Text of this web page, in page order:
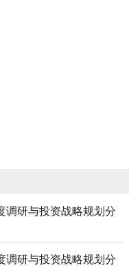
调研与投资战略规划分
调研与投资战略规划分